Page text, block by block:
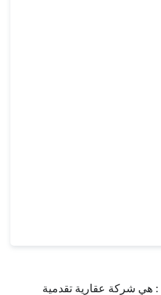
: هي شركة عقارية تقدمية